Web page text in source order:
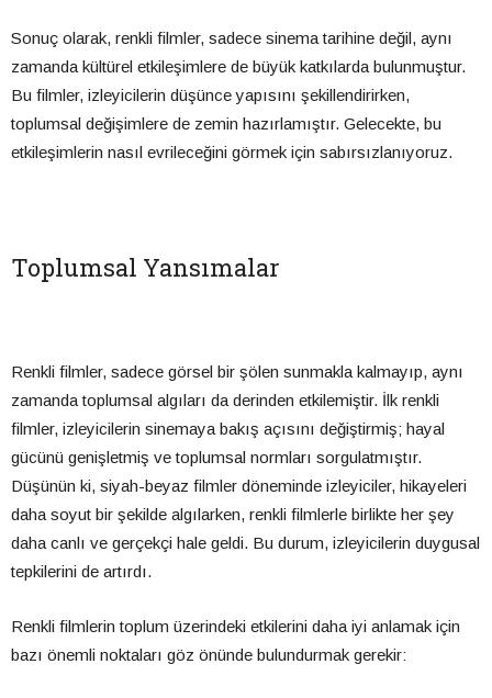
Sonuç olarak, renkli filmler, sadece sinema tarihine değil, aynı
zamanda kültürel etkileşimlere de büyük katkılarda bulunmuştur.
Bu filmler, izleyicilerin düşünce yapısını şekillendirirken,
toplumsal değişimlere de zemin hazırlamıştır. Gelecekte, bu
etkileşimlerin nasıl evrileceğini görmek için sabırsızlanıyoruz.
Toplumsal Yansımalar
Renkli filmler, sadece görsel bir şölen sunmakla kalmayıp, aynı
zamanda toplumsal algıları da derinden etkilemiştir. İlk renkli
filmler, izleyicilerin sinemaya bakış açısını değiştirmiş; hayal
gücünü genişletmiş ve toplumsal normları sorgulatmıştır.
Düşünün ki, siyah-beyaz filmler döneminde izleyiciler, hikayeleri
daha soyut bir şekilde algılarken, renkli filmlerle birlikte her şey
daha canlı ve gerçekçi hale geldi. Bu durum, izleyicilerin duygusal
tepkilerini de artırdı.
Renkli filmlerin toplum üzerindeki etkilerini daha iyi anlamak için
bazı önemli noktaları göz önünde bulundurmak gerekir: